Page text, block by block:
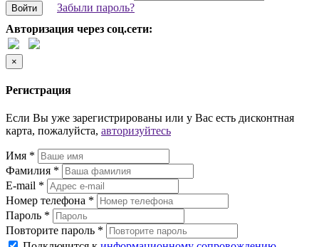
Войти
Забыли пароль?
Авторизация через соц.сети:
×
Регистрация
Если Вы уже зарегистрированы или у Вас есть дисконтная
карта, пожалуйста, авторизуйтесь
Имя *
Фамилия *
E-mail *
Номер телефона *
Пароль *
Повторите пароль *